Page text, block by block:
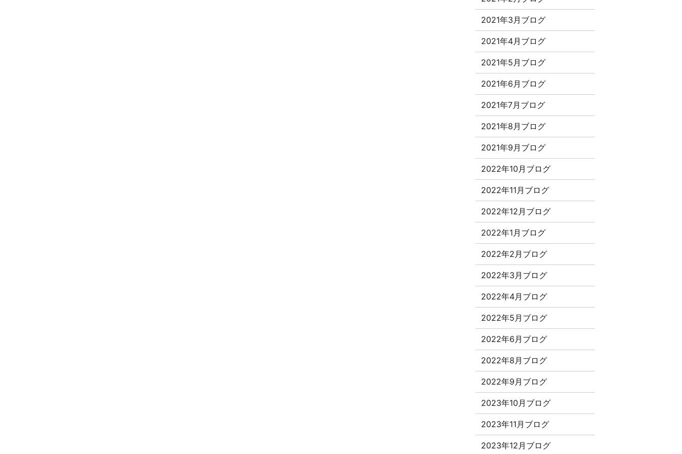
2021年3月ブログ
2021年4月ブログ
2021年5月ブログ
2021年6月ブログ
2021年7月ブログ
2021年8月ブログ
2021年9月ブログ
2022年10月ブログ
2022年11月ブログ
2022年12月ブログ
2022年1月ブログ
2022年2月ブログ
2022年3月ブログ
2022年4月ブログ
2022年5月ブログ
2022年6月ブログ
2022年8月ブログ
2022年9月ブログ
2023年10月ブログ
2023年11月ブログ
2023年12月ブログ